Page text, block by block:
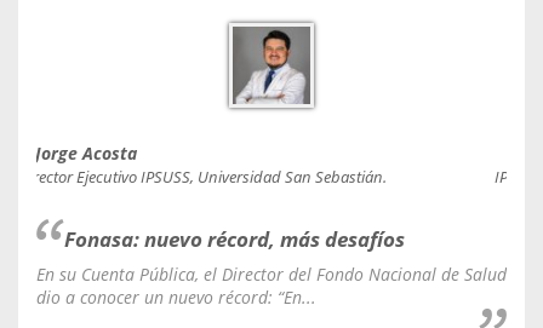
Jorge Acosta
Director Ejecutivo IPSUSS, Universidad San Sebastián.
Fonasa: nuevo récord, más desafíos
En su Cuenta Pública, el Director del Fondo Nacional de Salud
dio a conocer un nuevo récord: “En...